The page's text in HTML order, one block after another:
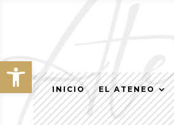
Abrir barra de herramientas
INICIO EL ATENEO